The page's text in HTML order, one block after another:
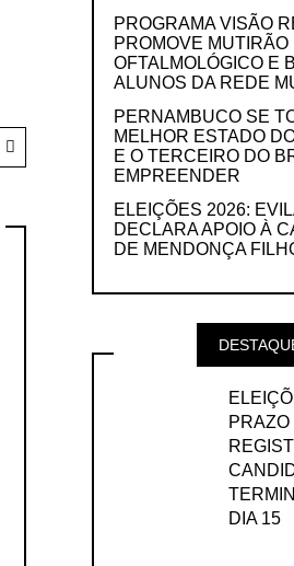
PROGRAMA VISÃO
PROMOVE MUTIRÃO
OFTALMOLÓGICO E
ALUNOS DA REDE
PERNAMBUCO SE
MELHOR ESTADO
E O TERCEIRO DO
EMPREENDER
ELEIÇÕES 2026:
DECLARA APOIO À
DE MENDONÇA
PRAZO
DIA 15